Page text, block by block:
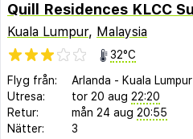
Kuala Lumpur, Malaysia
32°C
Flyg från:
Arlanda - Kuala Lumpur
Utresa:
tor 20 aug 22:20
Retur:
mån 24 aug 20:55
Nätter:
3